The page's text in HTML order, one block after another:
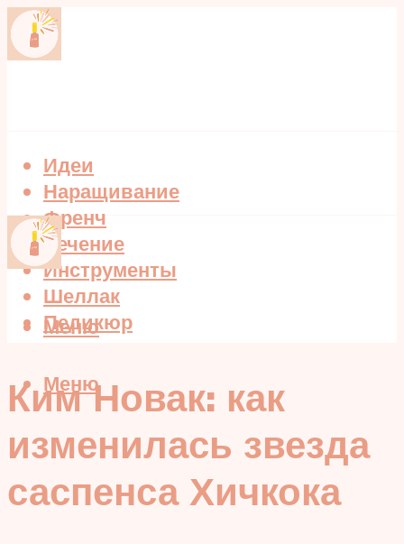
Идеи
Наращивание
Френч
Лечение
Инструменты
Шеллак
Педикюр
Меню
Меню
Ким Новак: как
изменилась звезда
саспенса Хичкока